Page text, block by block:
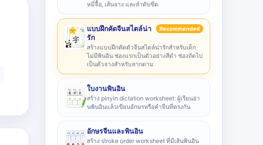
หมี่จื้อ, เส้นจาง และลำดับขีด
แบบฝึกคัดจีนสไตล์น่า
รัก
Recommended
สร้างแบบฝึกคัดตัวจีนสไตล์น่ารักสำหรับเด็ก
ไม่มีพินอิน ช่องแรกเป็นตัวอย่างสีดำ ช่องถัดไป
เป็นตัวจางสำหรับลากตาม
ใบงานพินอิน
สร้าง pinyin dictation worksheet: ผู้เรียนอ่า
นพินอินแล้วเขียนอักษรหรือคำจีนที่ตรงกัน
อักษรจีนและพินอิน
สร้าง stroke order worksheet ที่มีเส้นพินอิน